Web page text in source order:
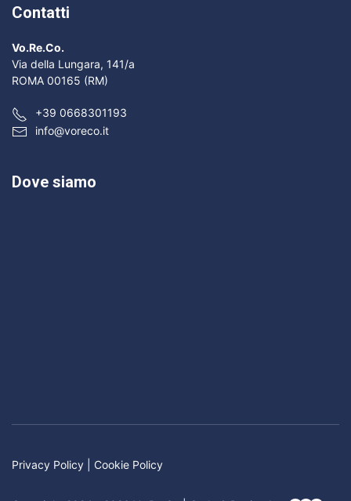
Contatti
Vo.Re.Co.
Via della Lungara, 141/a
ROMA 00165 (RM)
+39 0668301193
info@voreco.it
Dove siamo
Privacy Policy Cookie Policy